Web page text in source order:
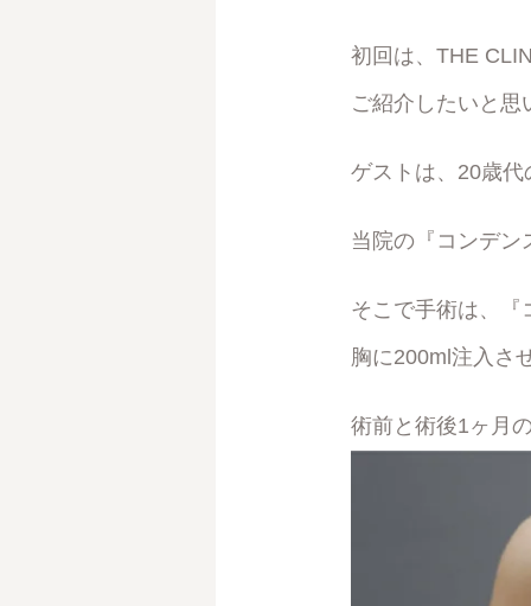
初回は、THE
ご紹介したいと思
ゲストは、20歳
当院の『コンデン
そこで手術は、『
胸に200ml注入さ
術前と術後1ヶ月